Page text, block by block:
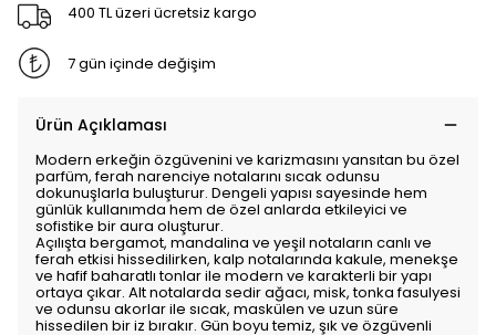
400 TL üzeri ücretsiz kargo
7 gün içinde değişim
Ürün Açıklaması
Modern erkeğin özgüvenini ve karizmasını yansıtan bu özel
parfüm, ferah narenciye notalarını sıcak odunsu
dokunuşlarla buluşturur. Dengeli yapısı sayesinde hem
günlük kullanımda hem de özel anlarda etkileyici ve
sofistike bir aura oluşturur.
Açılışta bergamot, mandalina ve yeşil notaların canlı ve
ferah etkisi hissedilirken, kalp notalarında kakule, menekşe
ve hafif baharatlı tonlar ile modern ve karakterli bir yapı
ortaya çıkar. Alt notalarda sedir ağacı, misk, tonka fasulyesi
ve odunsu akorlar ile sıcak, maskülen ve uzun süre
hissedilen bir iz bırakır. Gün boyu temiz, şık ve özgüvenli